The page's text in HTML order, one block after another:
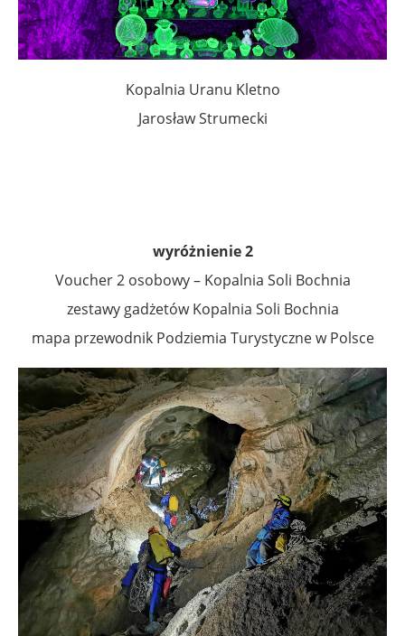
Kopalnia Uranu Kletno
Jarosław Strumecki
wyróżnienie 2
Voucher 2 osobowy – Kopalnia Soli Bochnia
zestawy gadżetów Kopalnia Soli Bochnia
mapa przewodnik Podziemia Turystyczne w Polsce